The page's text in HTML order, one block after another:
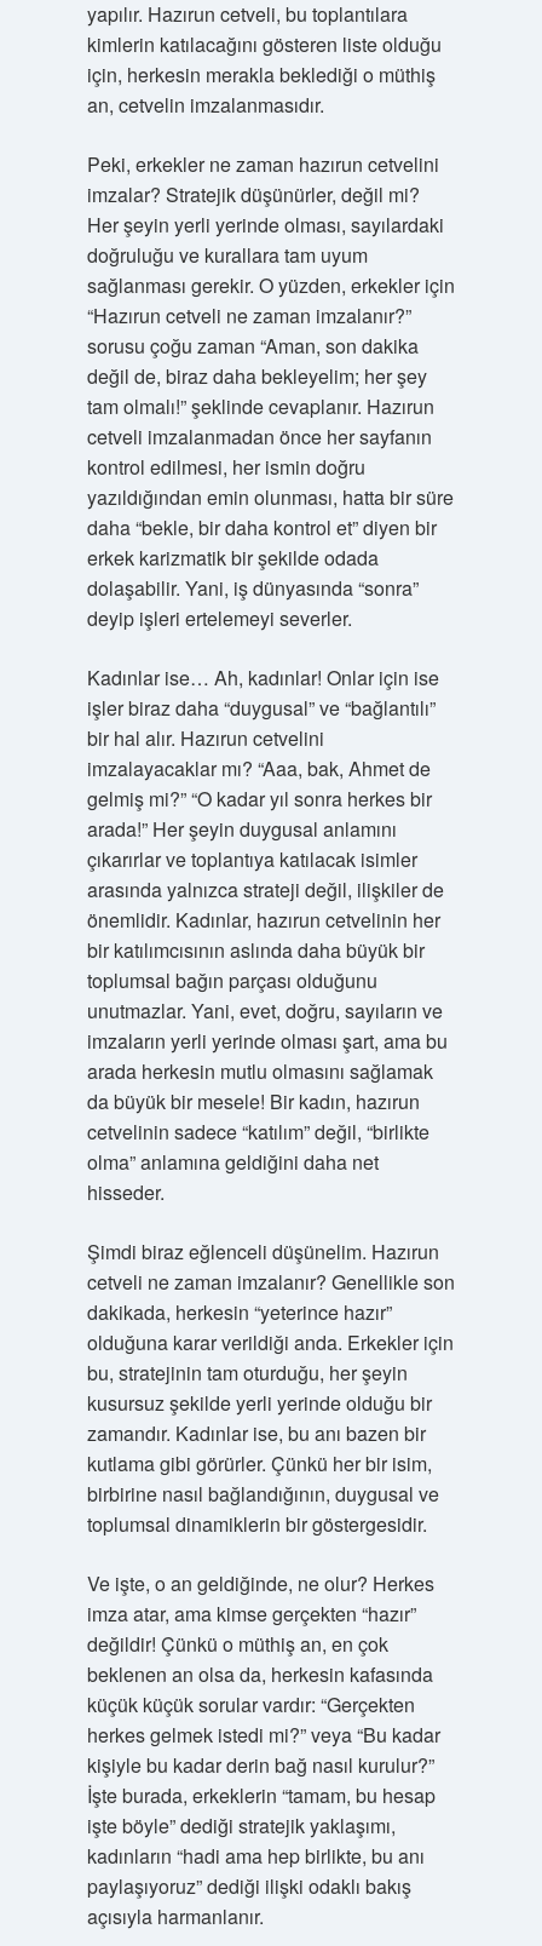
yapılır. Hazırun cetveli, bu toplantılara
kimlerin katılacağını gösteren liste olduğu
için, herkesin merakla beklediği o müthiş
an, cetvelin imzalanmasıdır.
Peki, erkekler ne zaman hazırun cetvelini
imzalar? Stratejik düşünürler, değil mi?
Her şeyin yerli yerinde olması, sayılardaki
doğruluğu ve kurallara tam uyum
sağlanması gerekir. O yüzden, erkekler için
“Hazırun cetveli ne zaman imzalanır?”
sorusu çoğu zaman “Aman, son dakika
değil de, biraz daha bekleyelim; her şey
tam olmalı!” şeklinde cevaplanır. Hazırun
cetveli imzalanmadan önce her sayfanın
kontrol edilmesi, her ismin doğru
yazıldığından emin olunması, hatta bir süre
daha “bekle, bir daha kontrol et” diyen bir
erkek karizmatik bir şekilde odada
dolaşabilir. Yani, iş dünyasında “sonra”
deyip işleri ertelemeyi severler.
Kadınlar ise… Ah, kadınlar! Onlar için ise
işler biraz daha “duygusal” ve “bağlantılı”
bir hal alır. Hazırun cetvelini
imzalayacaklar mı? “Aaa, bak, Ahmet de
gelmiş mi?” “O kadar yıl sonra herkes bir
arada!” Her şeyin duygusal anlamını
çıkarırlar ve toplantıya katılacak isimler
arasında yalnızca strateji değil, ilişkiler de
önemlidir. Kadınlar, hazırun cetvelinin her
bir katılımcısının aslında daha büyük bir
toplumsal bağın parçası olduğunu
unutmazlar. Yani, evet, doğru, sayıların ve
imzaların yerli yerinde olması şart, ama bu
arada herkesin mutlu olmasını sağlamak
da büyük bir mesele! Bir kadın, hazırun
cetvelinin sadece “katılım” değil, “birlikte
olma” anlamına geldiğini daha net
hisseder.
Şimdi biraz eğlenceli düşünelim. Hazırun
cetveli ne zaman imzalanır? Genellikle son
dakikada, herkesin “yeterince hazır”
olduğuna karar verildiği anda. Erkekler için
bu, stratejinin tam oturduğu, her şeyin
kusursuz şekilde yerli yerinde olduğu bir
zamandır. Kadınlar ise, bu anı bazen bir
kutlama gibi görürler. Çünkü her bir isim,
birbirine nasıl bağlandığının, duygusal ve
toplumsal dinamiklerin bir göstergesidir.
Ve işte, o an geldiğinde, ne olur? Herkes
imza atar, ama kimse gerçekten “hazır”
değildir! Çünkü o müthiş an, en çok
beklenen an olsa da, herkesin kafasında
küçük küçük sorular vardır: “Gerçekten
herkes gelmek istedi mi?” veya “Bu kadar
kişiyle bu kadar derin bağ nasıl kurulur?”
İşte burada, erkeklerin “tamam, bu hesap
işte böyle” dediği stratejik yaklaşımı,
kadınların “hadi ama hep birlikte, bu anı
paylaşıyoruz” dediği ilişki odaklı bakış
açısıyla harmanlanır.